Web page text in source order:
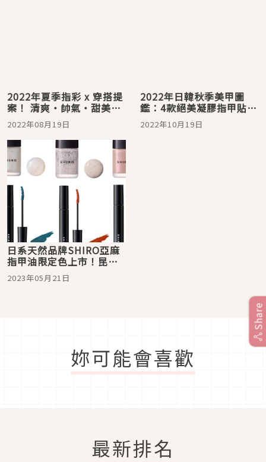
2022年夏季指彩 x 穿搭提
案！ 清爽・帥氣・甜美・
優雅神組合 ohora凝膠指
甲貼讓你駕馭各種風格完
勝任何場合
2022年08月19日
2022年日韓秋季美甲圖
鑑：4款絕美凝膠指甲貼讓
你指尖帶著美麗去旅行
2022年10月19日
日系天然品牌SHIRO亞麻
指甲油限定色上市！昆布
睫毛膏新色同步登場
2023年05月21日
妳可能會喜歡
最新排名
Share